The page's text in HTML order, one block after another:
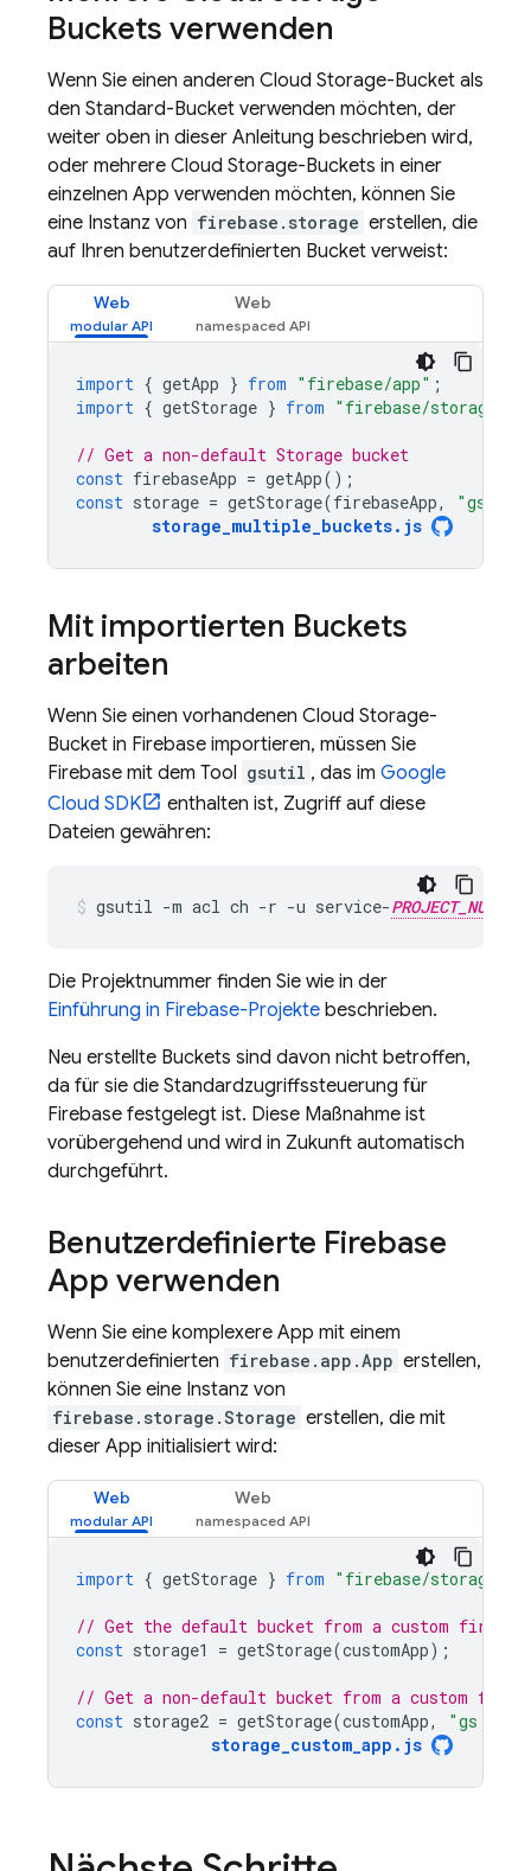
Buckets verwenden
Wenn Sie einen anderen Cloud Storage-Bucket als
den Standard-Bucket verwenden möchten, der
weiter oben in dieser Anleitung beschrieben wird,
oder mehrere Cloud Storage-Buckets in einer
einzelnen App verwenden möchten, können Sie
eine Instanz von firebase.storage erstellen, die
auf Ihren benutzerdefinierten Bucket verweist:
Web Web
import { getApp } from "firebase/app" ;
import { getStorage } from "firebase/storage"
// Get a non-default Storage bucket
const firebaseApp = getApp();
const storage = getStorage(firebaseApp,
"gs://
storage_multiple_buckets. js
Mit importierten Buckets
arbeiten
Wenn Sie einen vorhandenen Cloud Storage-
Bucket in Firebase importieren, müssen Sie
Firebase mit dem Tool gsutil , das im Google
Cloud SDK
enthalten ist, Zugriff auf diese
Dateien gewähren:
gsutil -m acl ch -r -u service-PROJECT_NUMBER
Die Projektnummer finden Sie wie in der
Einführung in Firebase-Projekte beschrieben.
Neu erstellte Buckets sind davon nicht betroffen,
da für sie die Standardzugriffssteuerung für
Firebase festgelegt ist. Diese Maßnahme ist
vorübergehend und wird in Zukunft automatisch
durchgeführt.
Benutzerdefinierte Firebase
App verwenden
Wenn Sie eine komplexere App mit einem
benutzerdefinierten firebase.app.App erstellen,
können Sie eine Instanz von
firebase.storage.Storage erstellen, die mit
dieser App initialisiert wird:
Web Web
import { getStorage } from "firebase/storage"
// Get the default bucket from a custom
const storage1 = getStorage(customApp);
// Get a non-default bucket from a custom
const storage2 = getStorage(customApp,
"gs://
storage_custom_app . js